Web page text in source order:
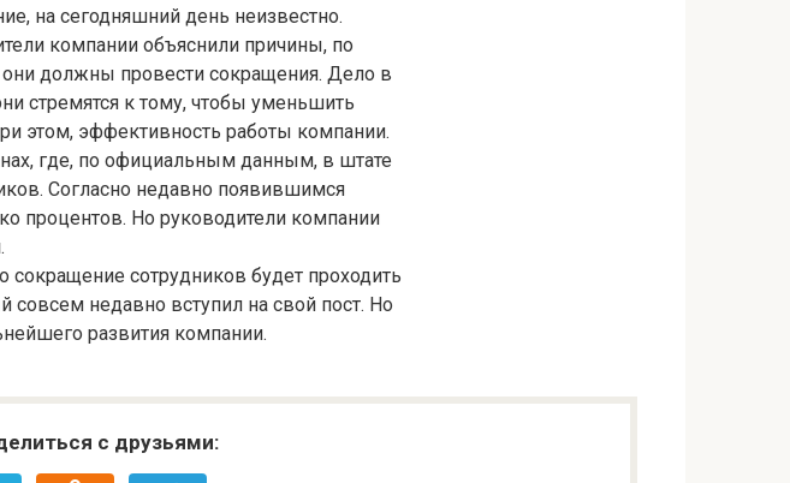
на сегодняшний день неизвестно.
компании объяснили причины, по
должны провести сокращения. Дело в
стремятся к тому, чтобы уменьшить
этом, эффективность работы компании.
где, по официальным данным, в штате
Согласно недавно появившимся
процентов. Но руководители компании
сотрудников будет проходить
совсем недавно вступил на свой пост. Но
развития компании.
с друзьями: